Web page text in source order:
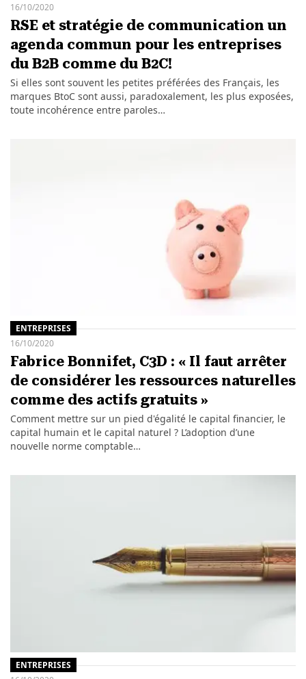
16/10/2020
RSE et stratégie de communication un
agenda commun pour les entreprises
du B2B comme du B2C!
Si elles sont souvent les petites préférées des Français, les
marques BtoC sont aussi, paradoxalement, les plus exposées,
toute incohérence entre paroles…
ENTREPRISES
16/10/2020
Fabrice Bonnifet, C3D : « Il faut arrêter
de considérer les ressources naturelles
comme des actifs gratuits »
Comment mettre sur un pied d'égalité le capital financier, le
capital humain et le capital naturel ? L’adoption d’une
nouvelle norme comptable…
ENTREPRISES